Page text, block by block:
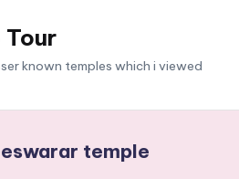
Tour
known temples which i viewed
temple